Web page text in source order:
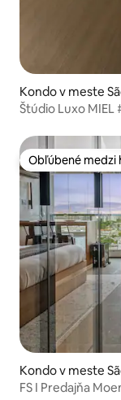
Kondo v meste
Štúdio Luxo MIEL
Obľúbené medzi
Obľúbené medzi
Kondo v meste
FS I Predajňa